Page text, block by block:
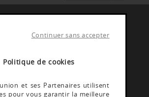
Politique de cookies
Continuer sans accepter
et ses Partenaires utilisent
pour vous garantir la meilleure
FACEBOOK DARTY
la communauté Darty Réunion
INSTAGRAM DARTY